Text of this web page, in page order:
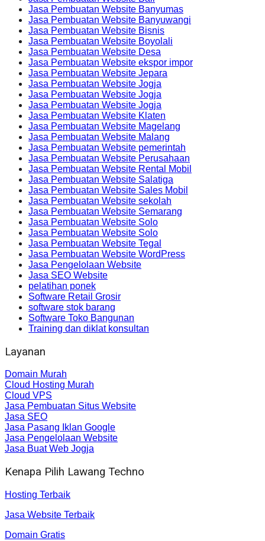
Jasa Pembuatan Website Banyumas
Jasa Pembuatan Website Banyuwangi
Jasa Pembuatan Website Bisnis
Jasa Pembuatan Website Boyolali
Jasa Pembuatan Website Desa
Jasa Pembuatan Website ekspor impor
Jasa Pembuatan Website Jepara
Jasa Pembuatan Website Jogja
Jasa Pembuatan Website Jogja
Jasa Pembuatan Website Jogja
Jasa Pembuatan Website Klaten
Jasa Pembuatan Website Magelang
Jasa Pembuatan Website Malang
Jasa Pembuatan Website pemerintah
Jasa Pembuatan Website Perusahaan
Jasa Pembuatan Website Rental Mobil
Jasa Pembuatan Website Salatiga
Jasa Pembuatan Website Sales Mobil
Jasa Pembuatan Website sekolah
Jasa Pembuatan Website Semarang
Jasa Pembuatan Website Solo
Jasa Pembuatan Website Solo
Jasa Pembuatan Website Tegal
Jasa Pembuatan Website WordPress
Jasa Pengelolaan Website
Jasa SEO Website
pelatihan ponek
Software Retail Grosir
software stok barang
Software Toko Bangunan
Training dan diklat konsultan
Layanan
Domain Murah
Cloud Hosting Murah
Cloud VPS
Jasa Pembuatan Situs Website
Jasa SEO
Jasa Pasang Iklan Google
Jasa Pengelolaan Website
Jasa Buat Web Jogja
Kenapa Pilih Lawang Techno
Hosting Terbaik
Jasa Website Terbaik
Domain Gratis